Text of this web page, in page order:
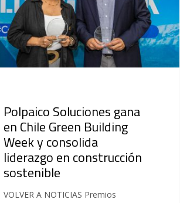
Polpaico Soluciones gana
en Chile Green Building
Week y consolida
liderazgo en construcción
sostenible
VOLVER A NOTICIAS Premios